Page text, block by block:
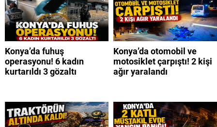
Konya’da fuhuş
operasyonu! 6 kadın
kurtarıldı 3 gözaltı
Konya’da otomobil ve
motosiklet çarpıştı! 2 kişi
ağır yaralandı